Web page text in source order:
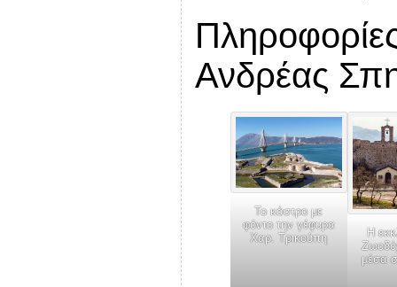
Ανδρέας
Το κάστρο με
φόντο την γέφυρα
Χαρ. Τρικούπη
Η
μέσα